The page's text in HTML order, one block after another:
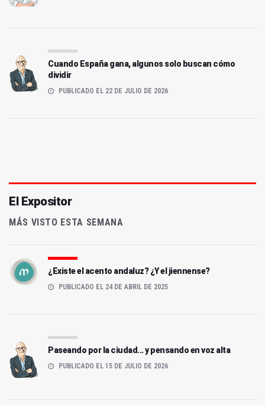
Cuando España gana, algunos solo buscan cómo
dividir
PUBLICADO EL 22 DE JULIO DE 2026
El Expositor
MÁS VISTO ESTA SEMANA
¿Existe el acento andaluz? ¿Y el jiennense?
PUBLICADO EL 24 DE ABRIL DE 2025
Paseando por la ciudad... y pensando en voz alta
PUBLICADO EL 15 DE JULIO DE 2026